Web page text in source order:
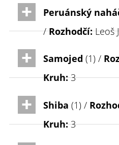
Peruánský
/Rozhodčí:Leoš
Samojed (1) /
Kruh:3
Shiba (1) /
Kruh:3